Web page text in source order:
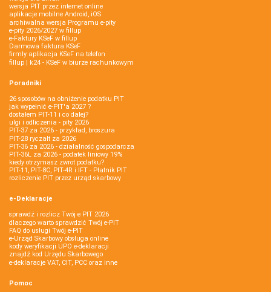
wersja PIT przez internet online
aplikacje mobilne Android, iOS
archiwalna wersja Programu e-pity
e-pity 2026/2027 w fillup
e‑Faktury KSeF w fillup
Darmowa faktura KSeF
firmly aplikacja KSeF na telefon
fillup | k24 - KSeF w biurze rachunkowym
Poradniki
26 sposobów na obniżenie podatku PIT
jak wypełnić e-PIT'a 2027 ?
dostałem PIT-11 i co dalej?
ulgi i odliczenia - pity 2026
PIT-37 za 2026 - przykład, broszura
PIT-28 ryczałt za 2026
PIT-36 za 2026 - działalność gospodarcza
PIT-36L za 2026 - podatek liniowy 19%
kiedy otrzymasz zwrot podatku?
PIT-11, PIT-8C, PIT-4R i IFT - Płatnik PIT
rozliczenie PIT przez urząd skarbowy
e-Deklaracje
sprawdź i rozlicz Twój e PIT 2026
dlaczego warto sprawdzić Twój e-PIT
FAQ do usługi Twój e-PIT
e-Urząd Skarbowy obsługa online
kody weryfikacji UPO e-deklaracji
znajdź kod Urzędu Skarbowego
e-deklaracje VAT, CIT, PCC oraz inne
Pomoc